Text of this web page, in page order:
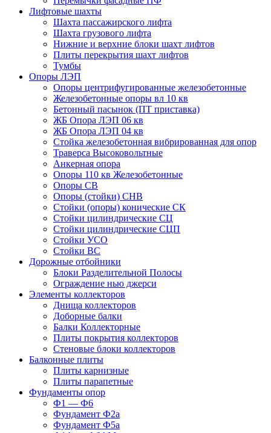
Лифтовые шахты
Шахта пассажирского лифта
Шахта грузового лифта
Нижние и верхние блоки шахт лифтов
Плиты перекрытия шахт лифтов
Тумбы
Опоры ЛЭП
Опоры центрифугированные железобетонные
Железобетонные опоры вл 10 кв
Бетонный пасынок (ПТ приставка)
ЖБ Опора ЛЭП 06 кв
ЖБ Опора ЛЭП 04 кв
Стойка железобетонная вибрированная для опор
Траверса Высоковольтные
Анкерная опора
Опоры 110 кв Железобетонные
Опоры СВ
Опоры (стойки) СНВ
Стойки (опоры) конические СК
Стойки цилиндрические СЦ
Стойки цилиндрические СЦП
Стойки УСО
Стойки ВС
Дорожные отбойники
Блоки Разделительной Полосы
Ограждение нью джерси
Элементы коллекторов
Днища коллекторов
Доборные балки
Балки Коллекторные
Плиты покрытия коллекторов
Стеновые блоки коллекторов
Балконные плиты
Плиты карнизные
Плиты парапетные
Фундаменты опор
Ф1 — Ф6
Фундамент Ф2а
Фундамент Ф5а